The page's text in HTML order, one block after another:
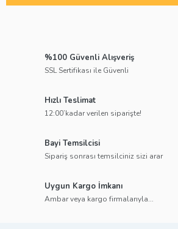
%100 Güvenli Alışveriş
SSL Sertifikası ile Güvenli
Hızlı Teslimat
12:00’kadar verilen siparişte!
Bayi Temsilcisi
Sipariş sonrası temsilciniz sizi arar
Uygun Kargo İmkanı
Ambar veya kargo firmalarıyla...